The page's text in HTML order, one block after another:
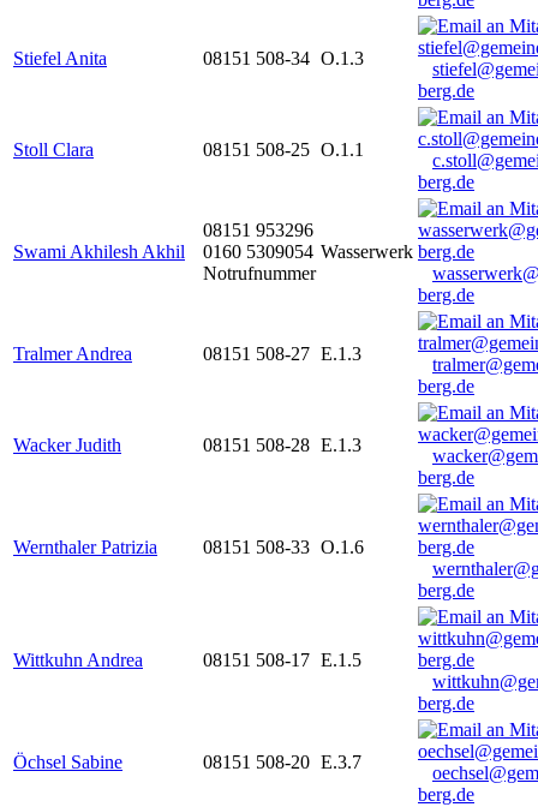
Stiefel Anita 08151 508-34 O.1.3
berg.de
Stoll Clara 08151 508-25 O.1.1
berg.de
Swami Akhilesh Akhil
08151 953296
0160 5309054
Notrufnummer
Wasserwerk
berg.de
Tralmer Andrea 08151 508-27 E.1.3
berg.de
Wacker Judith 08151 508-28 E.1.3
berg.de
Wernthaler Patrizia 08151 508-33 O.1.6
berg.de
Wittkuhn Andrea 08151 508-17 E.1.5
berg.de
Öchsel Sabine 08151 508-20 E.3.7
berg.de